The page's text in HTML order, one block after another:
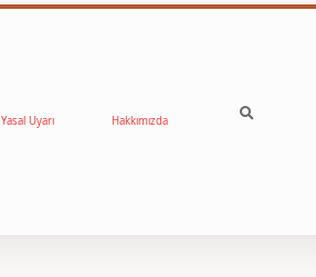
Yasal Uyarı Hakkımızda